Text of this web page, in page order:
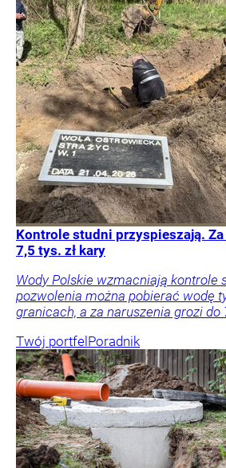
Kontrole studni przyspieszają.
7,5 tys. zł kary
Wody Polskie wzmacniają kontrole
pozwolenia można pobierać wodę
granicach, a za naruszenia grozi do
Twój portfel Poradnik